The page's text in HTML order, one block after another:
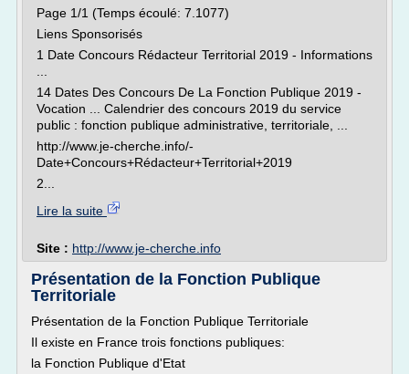
Page 1/1 (Temps écoulé: 7.1077)
Liens Sponsorisés
1 Date Concours Rédacteur Territorial 2019 - Informations
14 Dates Des Concours De La Fonction Publique 2019 -
Vocation ... Calendrier des concours 2019 du service
public : fonction publique administrative, territoriale, ...
http://www.je-cherche.info/-
Date+Concours+Rédacteur+Territorial+2019
2...
Lire la suite
Site : http://www.je-cherche.info
Présentation de la Fonction Publique
Territoriale
Présentation de la Fonction Publique Territoriale
Il existe en France trois fonctions publiques:
la Fonction Publique d'Etat